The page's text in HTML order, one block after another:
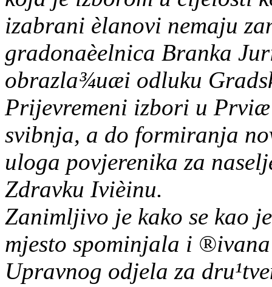
izabrani èlanovi nemaju
gradonaèelnica Branka
obrazla¾uæi odluku
Prijevremeni izbori u
svibnja, a do formiranja
uloga povjerenika za
Zdravku Ivièinu.
Zanimljivo je kako se kao
mjesto spominjala i
Upravnog odjela za